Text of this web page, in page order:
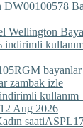
Wellington
indirimli
zambak izle
Aug 2026